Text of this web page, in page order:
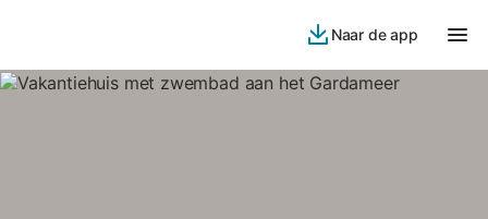
Naar de app